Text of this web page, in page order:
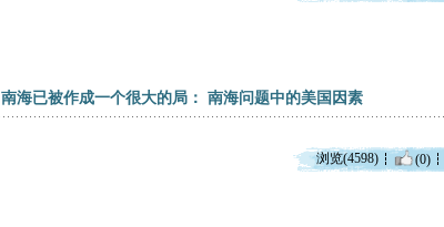
南海已被作成一个很大的局： 南海问题中的美国因素
浏览(4598) (0)